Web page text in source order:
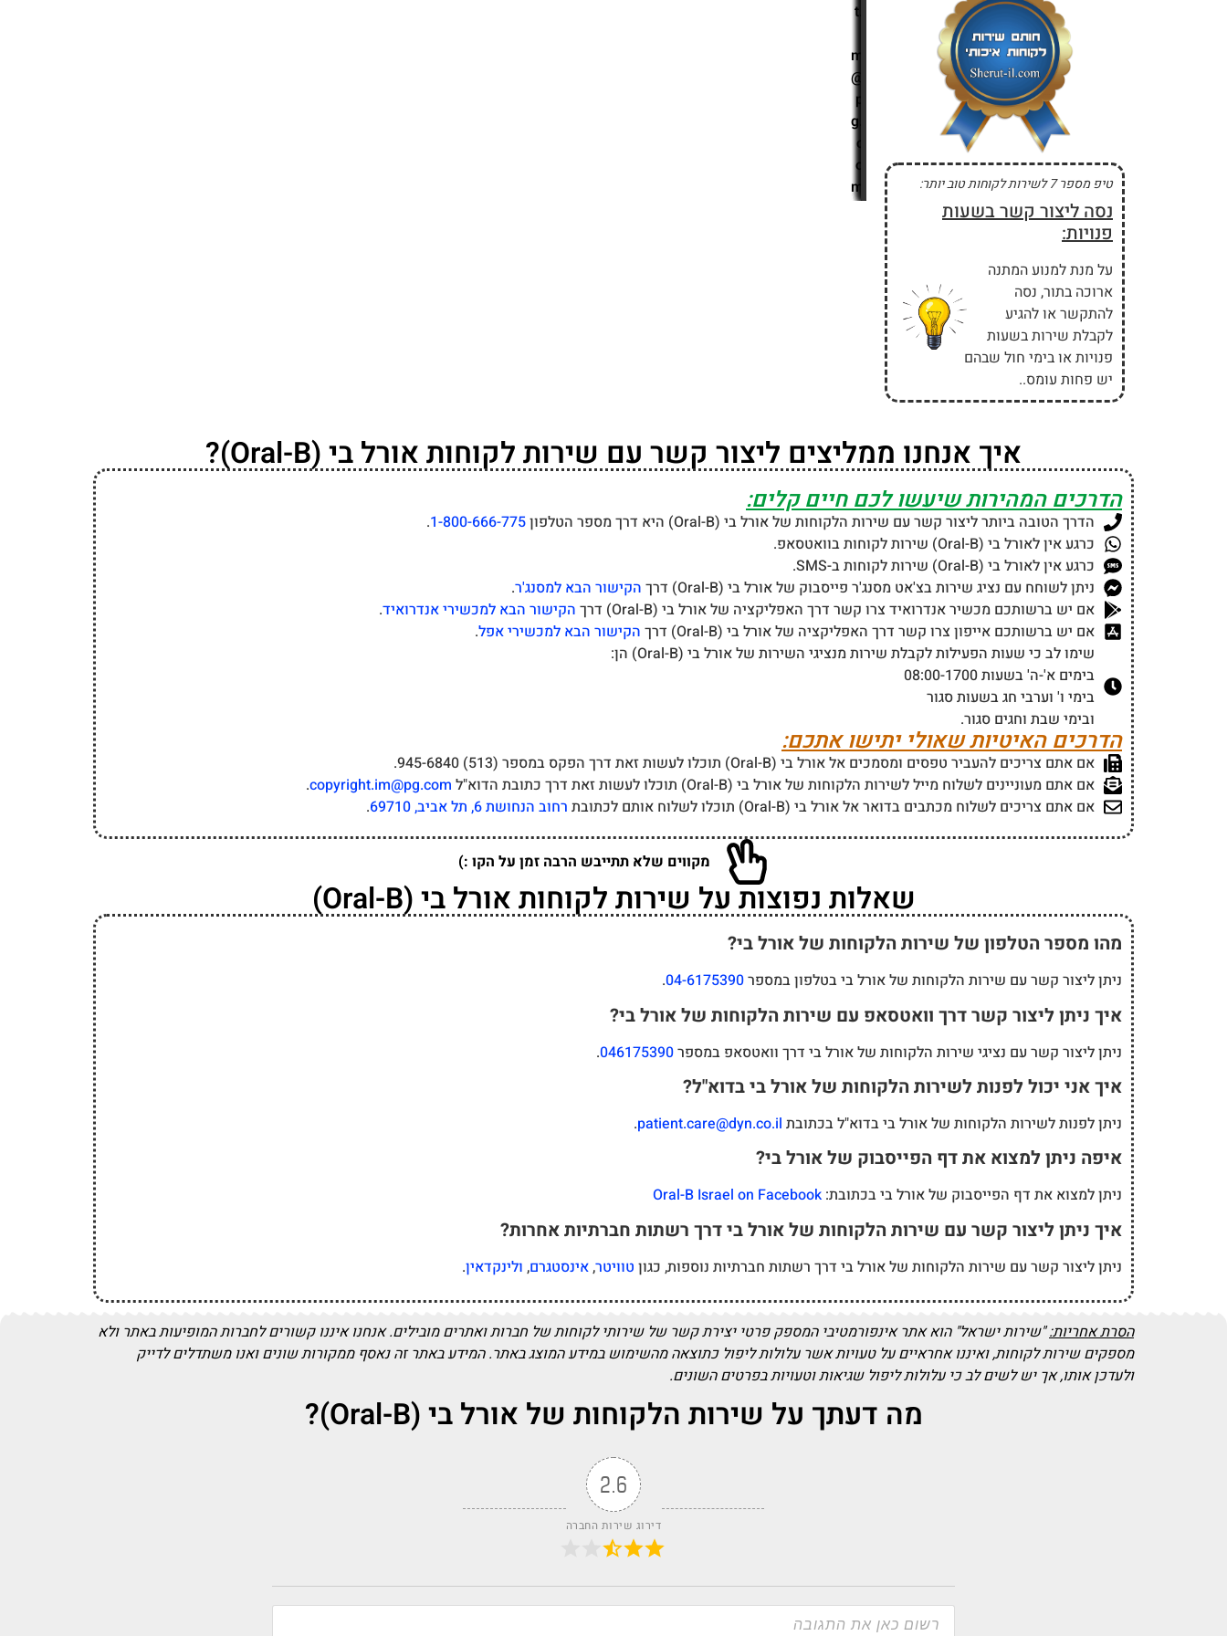
טיפ מספר 7 לשירות לקוחות טוב יותר:
נסה ליצור קשר בשעות
פנויות:
על מנת למנוע המתנה
ארוכה בתור, נסה
להתקשר או להגיע
לקבלת שירות בשעות
פנויות או בימי חול שבהם
יש פחות עומס..
t.
m
@
p
g.
c
o
m
איך אנחנו ממליצים ליצור קשר עם שירות לקוחות אורל בי (Oral-B)?
הדרכים המהירות שיעשו לכם חיים קלים:
הדרך הטובה ביותר ליצור קשר עם שירות הלקוחות של אורל בי (Oral-B) היא דרך מספר הטלפון 1-800-666-775
.
כרגע אין לאורל בי (Oral-B) שירות לקוחות בוואטסאפ.
כרגע אין לאורל בי (Oral-B) שירות לקוחות ב-SMS.
ניתן לשוחח עם נציג שירות בצ'אט מסנג'ר פייסבוק של אורל בי (Oral-B) דרך
הקישור הבא למסנג'ר.
אם יש ברשותכם מכשיר אנדרואיד צרו קשר דרך האפליקציה של אורל בי (Oral-B) דרך
הקישור הבא למכשירי אנדרואיד.
אם יש ברשותכם אייפון צרו קשר דרך האפליקציה של אורל בי (Oral-B) דרך
הקישור הבא למכשירי אפל.
שימו לב כי שעות הפעילות לקבלת שירות מנציגי השירות של אורל בי (Oral-B) הן:
בימים א'-ה' בשעות 08:00-1700
בימי ו' וערבי חג בשעות סגור
ובימי שבת וחגים סגור.
הדרכים האיטיות שאולי יתישו אתכם:
אם אתם צריכים להעביר טפסים ומסמכים אל אורל בי (Oral-B) תוכלו לעשות זאת דרך הפקס במספר (513) 945-6840.
אם אתם מעוניינים לשלוח מייל לשירות הלקוחות של אורל בי (Oral-B) תוכלו לעשות זאת דרך כתובת הדוא"ל
copyright.im@pg.com
.
אם אתם צריכים לשלוח מכתבים בדואר אל אורל בי (Oral-B) תוכלו לשלוח אותם לכתובת
רחוב הנחושת 6, תל אביב, 69710 .
מקווים שלא תתייבש הרבה זמן על הקו :)
שאלות נפוצות על שירות לקוחות אורל בי (Oral-B)
מהו מספר הטלפון של שירות הלקוחות של אורל בי?
ניתן ליצור קשר עם שירות הלקוחות של אורל בי בטלפון במספר04-6175390
.
איך ניתן ליצור קשר דרך וואטסאפ עם שירות הלקוחות של אורל בי?
ניתן ליצור קשר עם נציגי שירות הלקוחות של אורל בי דרך וואטסאפ במספר046175390
.
איך אני יכול לפנות לשירות הלקוחות של אורל בי בדוא"ל?
ניתן לפנות לשירות הלקוחות של אורל בי בדוא"ל בכתובת patient.care@dyn.co.il
.
איפה ניתן למצוא את דף הפייסבוק של אורל בי?
ניתן למצוא את דף הפייסבוק של אורל בי בכתובת: Oral-B Israel on Facebook
איך ניתן ליצור קשר עם שירות הלקוחות של אורל בי דרך רשתות חברתיות אחרות?
ניתן ליצור קשר עם שירות הלקוחות של אורל בי דרך רשתות חברתיות נוספות, כגון טוויטר,אינסטגרם, ולינקדאין.
הסרת אחריות:"שירות ישראל" הוא אתר אינפורמטיבי המספק פרטי יצירת קשר של שירותי לקוחות של חברות ואתרים מובילים. אנחנו איננו קשורים לחברות המופיעות באתר ולא
מספקים שירות לקוחות, ואיננו אחראיים על טעויות אשר עלולות ליפול כתוצאה מהשימוש במידע המוצג באתר. המידע באתר זה נאסף ממקורות שונים ואנו משתדלים לדייק
ולעדכן אותו, אך יש לשים לב כי עלולות ליפול שגיאות וטעויות בפרטים השונים.
מה דעתך על שירות הלקוחות של אורל בי (Oral-B)?
2.6
דירוג שירות החברה